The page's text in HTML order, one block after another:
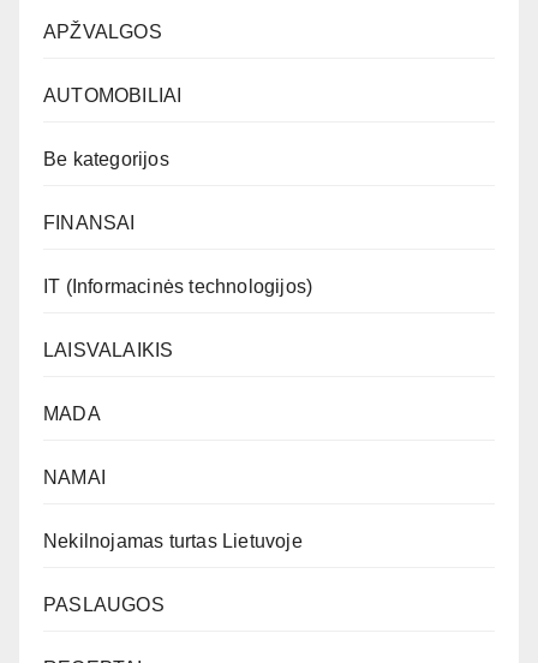
APŽVALGOS
AUTOMOBILIAI
Be kategorijos
FINANSAI
IT (Informacinės technologijos)
LAISVALAIKIS
MADA
NAMAI
Nekilnojamas turtas Lietuvoje
PASLAUGOS